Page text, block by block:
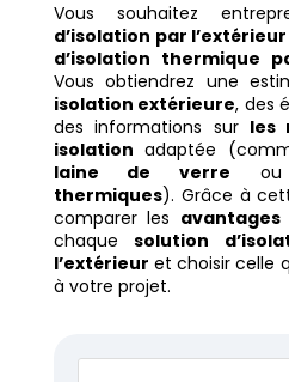
Vous souhaitez
d’isolation par l’extérieur
d’isolation thermique
Vous obtiendrez une
isolation extérieure, des
des informations sur les
isolation adaptée
laine de verre ou
thermiques). Grâce à
comparer les
chaquesolution
l’extérieur et choisir celle
à votre projet.